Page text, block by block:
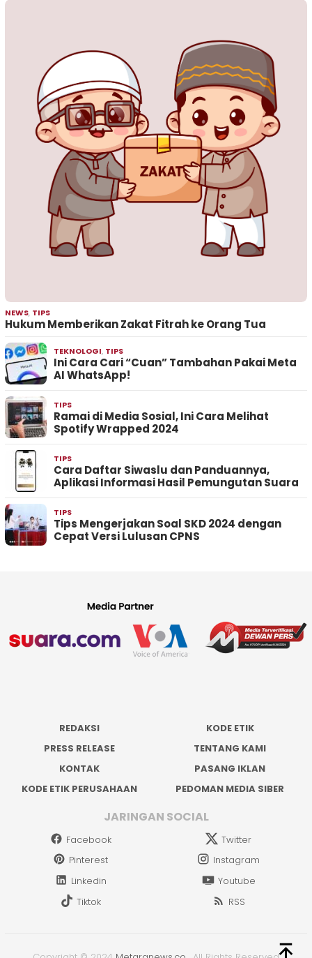
NEWS, TIPS
Hukum Memberikan Zakat Fitrah ke Orang Tua
TEKNOLOGI, TIPS
Ini Cara Cari “Cuan” Tambahan Pakai Meta
AI WhatsApp!
TIPS
Ramai di Media Sosial, Ini Cara Melihat
Spotify Wrapped 2024
TIPS
Cara Daftar Siwaslu dan Panduannya,
Aplikasi Informasi Hasil Pemungutan Suara
TIPS
Tips Mengerjakan Soal SKD 2024 dengan
Cepat Versi Lulusan CPNS
REDAKSI
KODE ETIK
PRESS RELEASE
TENTANG KAMI
KONTAK
PASANG IKLAN
KODE ETIK PERUSAHAAN
PEDOMAN MEDIA SIBER
JARINGAN SOCIAL
Facebook
Twitter
Pinterest
Instagram
Linkedin
Youtube
Tiktok
RSS